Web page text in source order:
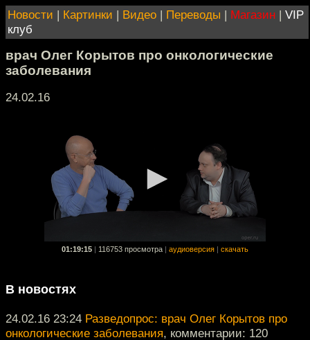
Новости | Картинки | Видео | Переводы | Магазин | VIP
клуб
врач Олег Корытов про онкологические
заболевания
24.02.16
01:19:15 116753 просмотра аудиоверсия скачать
В новостях
24.02.16 23:24 Разведопрос: врач Олег Корытов про
онкологические заболевания, комментарии: 120